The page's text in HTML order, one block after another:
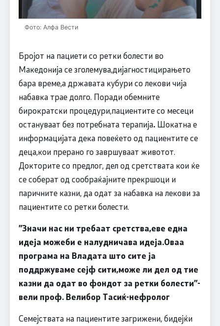
Фото: Алфа Вести
Бројот на пациети со ретки болести во
Македонија се зголемува,дијагностицирањето
бара време,а државата кубури со лекови чија
набавка трае долго. Поради обемните
бирократски процедури,пациентите со месеци
остануваат без потребната терапија.Шокатна е
информацијата дека повеќето од пациентите се
деца,кои прерано го завршуваат животот.
Докторите со предлог, дел од сретствата кои ќе
се соберат од сообраќајните прекршоци и
паричните казни, да одат за набавка на лекови за
пациентите со ретки болести.
”Значи нас ни требаат сретства,еве една
идеја можеби е налудничава идеја.Оваа
програма на Владата што сите ја
поддржуваме сејф сити,може ли дел од тие
казни да одат во фондот за ретки болести”-
вели проф. Велибор Тасиќ-нефролог
Семејствата на пациентите загрижени, бидејќи